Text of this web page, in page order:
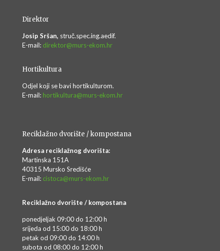
Direktor
Josip Sršan, struč.spec.ing.aedif.
E-mail: direktor@murs-ekom.hr
Hortikultura
Odjel koji se bavi hortikulturom.
E-mail: hortikultura@murs-ekom.hr
Reciklažno dvorište / kompostana
Adresa reciklažnog dvorišta:
Martinska 151A
40315 Mursko Središće
E-mail: cistoca@murs-ekom.hr
Reciklažno dvorište / kompostana
ponedjeljak 09:00 do 12:00 h
srijeda od 15:00 do 18:00 h
petak od 09:00 do 14:00 h
subota od 08:00 do 12:00 h